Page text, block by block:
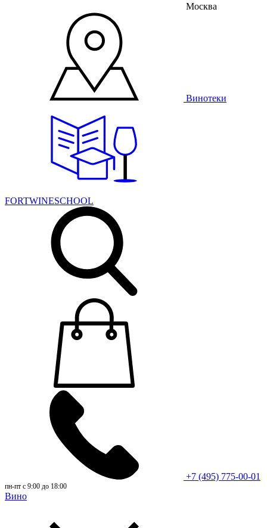
Москва
Винотеки
FORTWINESCHOOL
+7 (495) 775-00-01
пн-пт с 9:00 до 18:00
Вино